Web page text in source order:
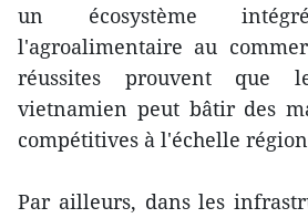
un écosystème
l'agroalimentaire au
réussites prouvent que
vietnamien peut bâtir des
compétitives à l'échelle
Par ailleurs, dans les